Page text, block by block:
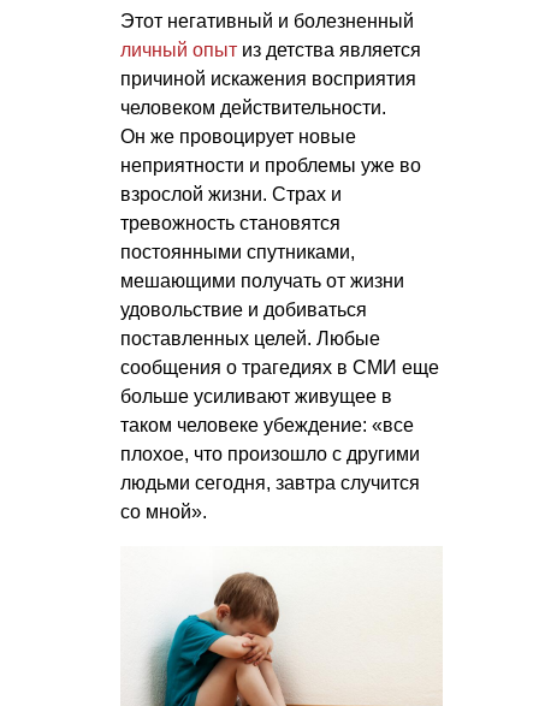
Этот негативный и болезненный
личный опыт из детства является
причиной искажения восприятия
человеком действительности.
Он же провоцирует новые
неприятности и проблемы уже во
взрослой жизни. Страх и
тревожность становятся
постоянными спутниками,
мешающими получать от жизни
удовольствие и добиваться
поставленных целей. Любые
сообщения о трагедиях в СМИ еще
больше усиливают живущее в
таком человеке убеждение: «все
плохое, что произошло с другими
людьми сегодня, завтра случится
со мной».